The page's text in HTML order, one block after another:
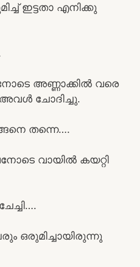
ഇട്ടതാ എനിക്കു
അണ്ണാക്കിൽ വരെ
ചോദിച്ചു.
തന്നെ….
വായിൽ കയറ്റി
ഒരുമിച്ചായിരുന്നു